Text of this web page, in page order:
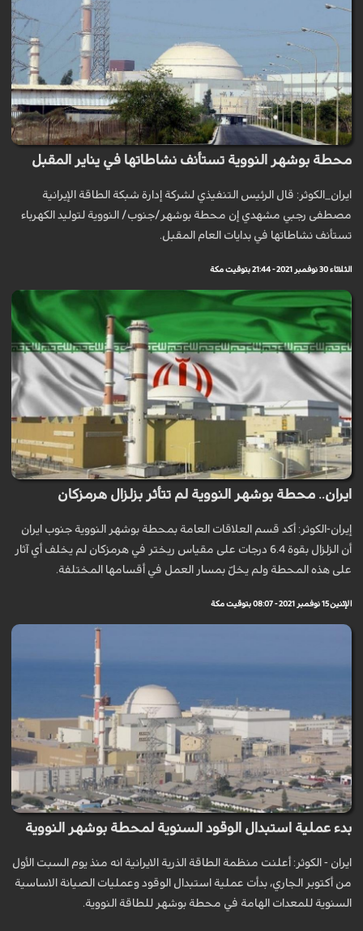
محطة بوشهر النووية تستأنف نشاطاتها في يناير المقبل
ايران_الكوثر: قال الرئيس التنفيذي لشركة إدارة شبكة الطاقة الإيرانية
مصطفى رجبي مشهدي إن محطة بوشهر/جنوب/ النووية لتوليد الكهرباء
تستأنف نشاطاتها في بدايات العام المقبل.
الثلاثاء 30 نوفمبر 2021 - 21:44 بتوقيت مكة
ايران.. محطة بوشهر النووية لم تتأثر بزلزال هرمزكان
إيران-الكوثر: أكد قسم العلاقات العامة بمحطة بوشهر النووية جنوب ايران
أن الزلزال بقوة 6.4 درجات على مقياس ريختر في هرمزكان لم يخلف أي آثار
على هذه المحطة ولم يخلّ بمسار العمل في أقسامها المختلفة.
الإثنين 15 نوفمبر 2021 - 08:07 بتوقيت مكة
بدء عملية استبدال الوقود السنوية لمحطة بوشهر النووية
ايران - الكوثر: أعلنت منظمة الطاقة الذرية الايرانية انه منذ يوم السبت الأول
من أكتوبر الجاري، بدأت عملية استبدال الوقود وعمليات الصيانة الاساسية
السنوية للمعدات الهامة في محطة بوشهر للطاقة النووية.